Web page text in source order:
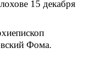
15 декабря
Фома.